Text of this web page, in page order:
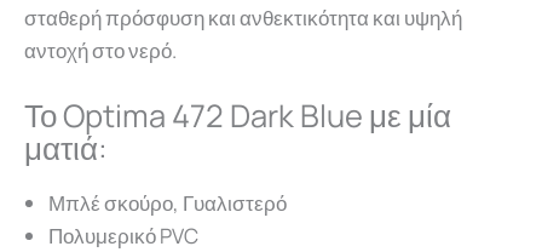
σταθερή πρόσφυση και ανθεκτικότητα και υψηλή
αντοχή στο νερό.
Το Optima 472 Dark Blue με μία
ματιά:
Μπλέ σκούρο, Γυαλιστερό
Πολυμερικό PVC